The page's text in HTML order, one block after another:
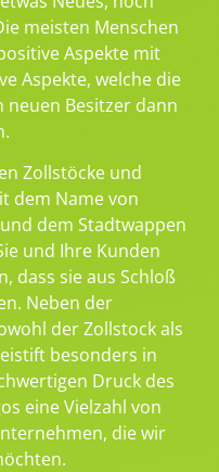
meisten Menschen
Aspekte mit
Aspekte, welche die
Besitzer dann
Zollstöcke und
dem Name von
dem Stadtwappen
und Ihre Kunden
dass sie aus Schloß
Neben der
der Zollstock als
besonders in
Druck des
eine Vielzahl von
die wir